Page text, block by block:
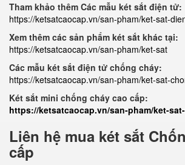
Tham khảo thêm Các mẫu két sắt điện tử:
https://ketsatcaocap.vn/san-pham/ket-sat-
Xem thêm các sản phẩm két sắt khác tại:
https://ketsatcaocap.vn/san-pham/ket-sat
Các mẫu két sắt điện tử chống cháy:
https://ketsatcaocap.vn/san-pham/ket-sat-
Két sắt mini chống cháy cao cấp:
https://ketsatcaocap.vn/san-pham/ket-
Liên hệ mua két sắt
cấp